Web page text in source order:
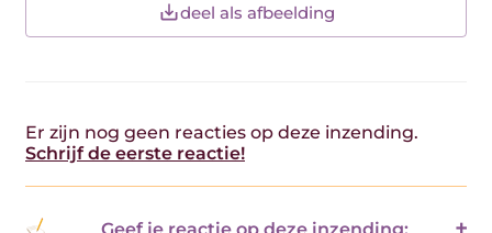
deel als afbeelding
Er zijn nog geen reacties op deze inzending.
Schrijf de eerste reactie!
Geef je reactie op deze inzending: